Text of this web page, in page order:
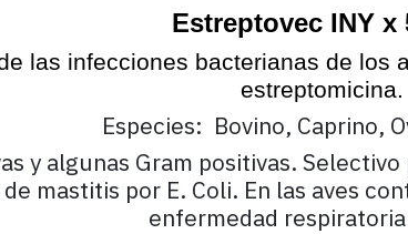
Estreptovec INY x
las infecciones bacterianas de
estreptomicina.
Especies: Bovino, Caprino,
y algunas Gram positivas.
mastitis por E. Coli. En las aves
enfermedad